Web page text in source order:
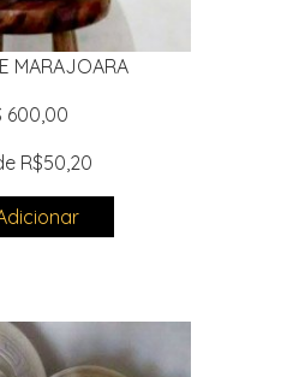
MARAJOARA
600,00
R$50,20